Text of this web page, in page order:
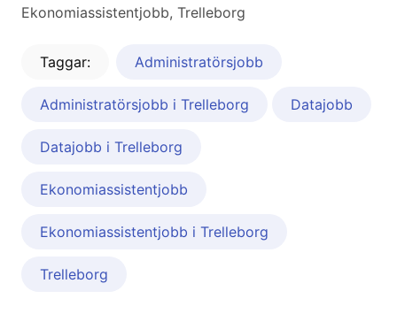
Ekonomiassistentjobb, Trelleborg
Taggar: Administratörsjobb
Administratörsjobb i Trelleborg Datajobb
Datajobb i Trelleborg
Ekonomiassistentjobb
Ekonomiassistentjobb i Trelleborg
Trelleborg